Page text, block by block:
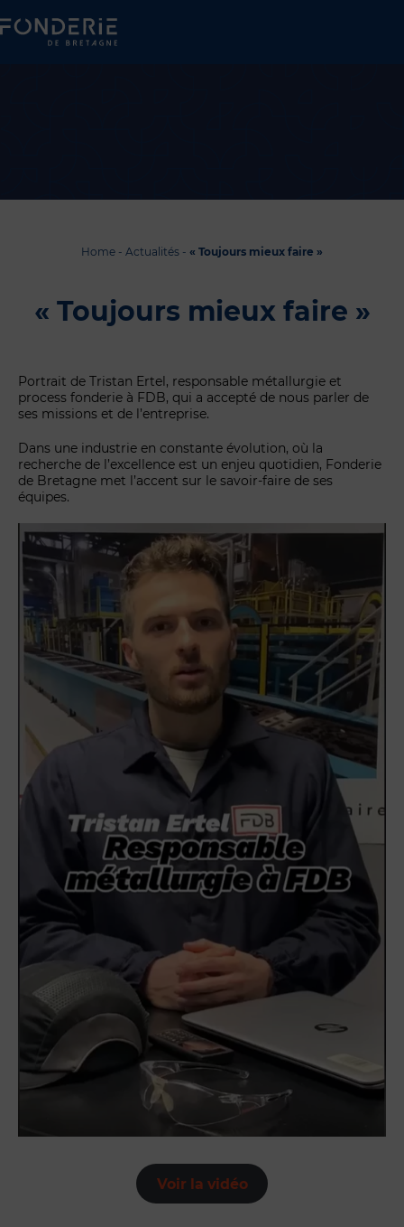
Home - Actualités - « Toujours mieux faire »
« Toujours mieux faire »
Portrait de Tristan Ertel, responsable métallurgie et
process fonderie à FDB, qui a accepté de nous parler de
ses missions et de l’entreprise.
Dans une industrie en constante évolution, où la
recherche de l’excellence est un enjeu quotidien, Fonderie
de Bretagne met l’accent sur le savoir-faire de ses
équipes.
Voir la vidéo